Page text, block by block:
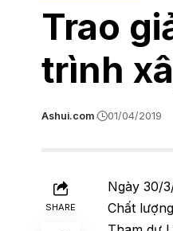
Trao
trình
Ashui.com 01/04/2019
SHARE
Ngày 30/
Chất